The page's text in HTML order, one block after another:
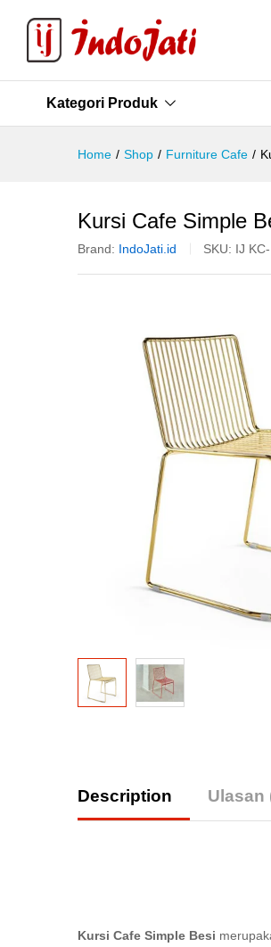
Kategori Produk
Home / Shop / Furniture Cafe /
Kursi Cafe Simple
Brand: IndoJati.id SKU: IJ
Description Ulasan
Kursi Cafe Simple Besi